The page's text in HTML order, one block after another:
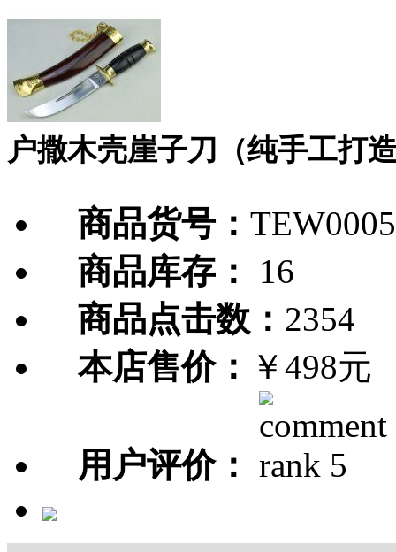
户撒木壳崖子刀（纯手工打
商品货号：
商品库存：
16
商品点击数： 2354
本店售价： ￥498元
用户评价：